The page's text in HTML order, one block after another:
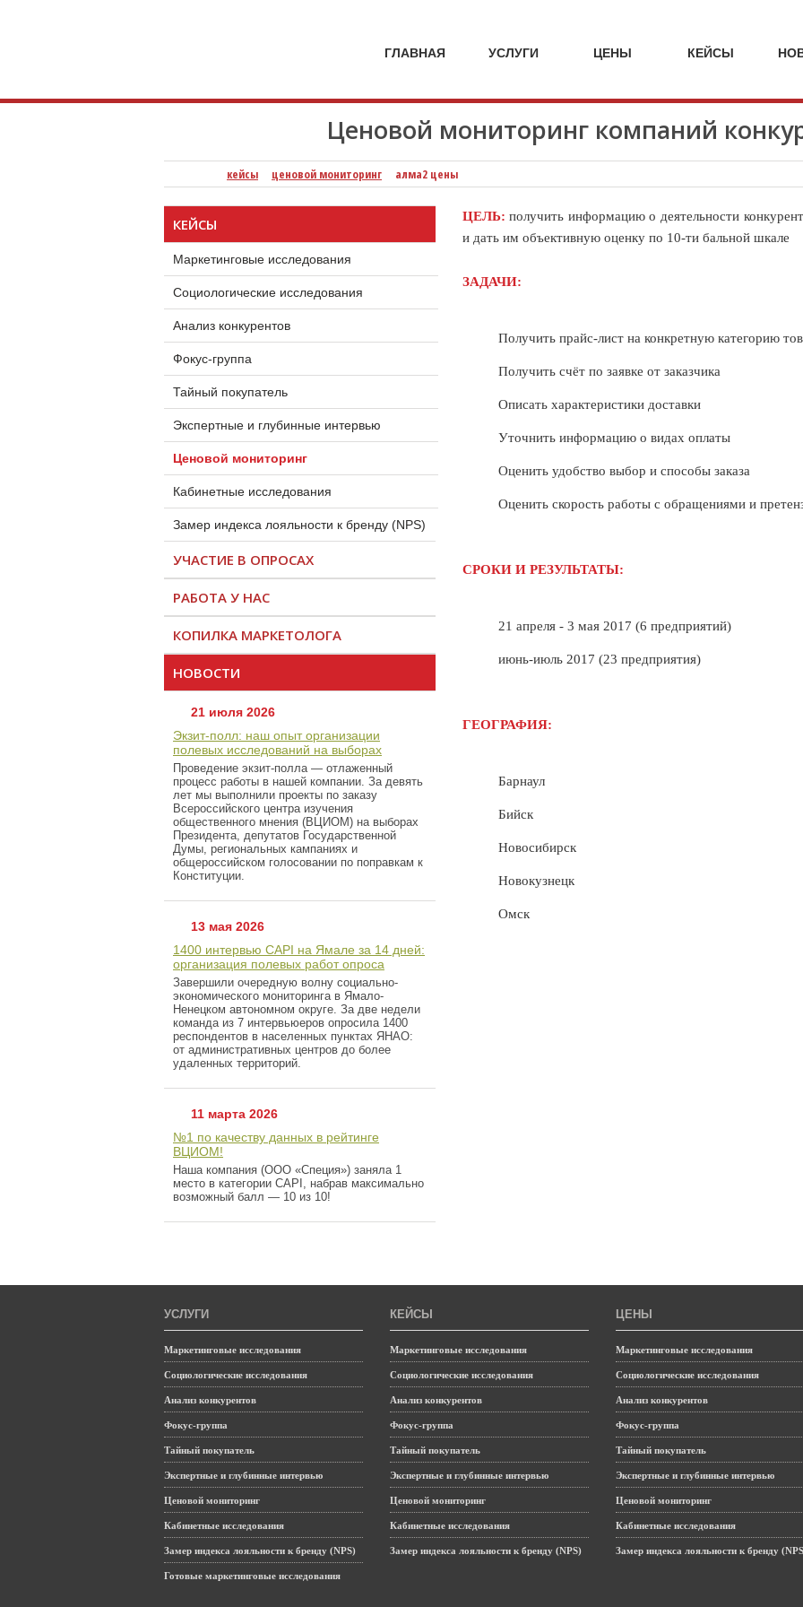
ГЛАВНАЯ
УСЛУГИ
ЦЕНЫ МАРКЕТИНГОВЫЕ
КЕЙСЫ
Ценовой мониторинг компаний
кейсы ценовой мониторинг алма2 цены
ЦЕЛЬ: получить информацию о деятельности
и дать им объективную оценку по 10-ти бальной шкале
ЗАДАЧИ:
Получить прайс-лист на конкретную категорию
Получить счёт по заявке от заказчика
Описать характеристики доставки
Уточнить информацию о видах оплаты
Оценить удобство выбор и способы заказа
Оценить скорость работы с обращениями и
СРОКИ И РЕЗУЛЬТАТЫ:
21 апреля - 3 мая 2017 (6 предприятий)
июнь-июль 2017 (23 предприятия)
ГЕОГРАФИЯ:
Барнаул
Бийск
Новосибирск
Новокузнецк
Омск
КЕЙСЫ
Маркетинговые исследования
Социологические исследования
Анализ конкурентов
Фокус-группа
Тайный покупатель
Экспертные и глубинные интервью
Ценовой мониторинг
Кабинетные исследования
Замер индекса лояльности к бренду (NPS)
УЧАСТИЕ В ОПРОСАХ
РАБОТА У НАС
КОПИЛКА МАРКЕТОЛОГА
НОВОСТИ
21 июля 2026
Экзит-полл: наш опыт организации
полевых исследований на выборах
Проведение экзит-полла — отлаженный
процесс работы в нашей компании. За девять
лет мы выполнили проекты по заказу
Всероссийского центра изучения
общественного мнения (ВЦИОМ) на выборах
Президента, депутатов Государственной
Думы, региональных кампаниях и
общероссийском голосовании по поправкам к
Конституции.
13 мая 2026
1400 интервью CAPI на Ямале за 14 дней:
организация полевых работ опроса
Завершили очередную волну социально-
экономического мониторинга в Ямало-
Ненецком автономном округе. За две недели
команда из 7 интервьюеров опросила 1400
респондентов в населенных пунктах ЯНАО:
от административных центров до более
удаленных территорий.
11 марта 2026
№1 по качеству данных в рейтинге
ВЦИОМ!
Наша компания (ООО «Специя») заняла 1
место в категории CAPI, набрав максимально
возможный балл — 10 из 10!
УСЛУГИ
Маркетинговые исследования
Социологические исследования
Анализ конкурентов
Фокус-группа
Тайный покупатель
Экспертные и глубинные интервью
Ценовой мониторинг
Кабинетные исследования
Замер индекса лояльности к бренду (NPS)
Готовые маркетинговые исследования
КЕЙСЫ
Маркетинговые исследования
Социологические исследования
Анализ конкурентов
Фокус-группа
Тайный покупатель
Экспертные и глубинные интервью
Ценовой мониторинг
Кабинетные исследования
Замер индекса лояльности к бренду (NPS)
ЦЕНЫ
Маркетинговые исследования
Социологические исследования
Анализ конкурентов
Фокус-группа
Тайный покупатель
Экспертные и глубинные интервью
Ценовой мониторинг
Кабинетные исследования
Замер индекса лояльности к бренду